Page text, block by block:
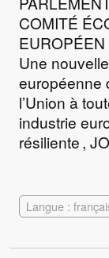
COMITÉ
Une
européenne
l’Union à
industrie
résiliente ,
Langue :